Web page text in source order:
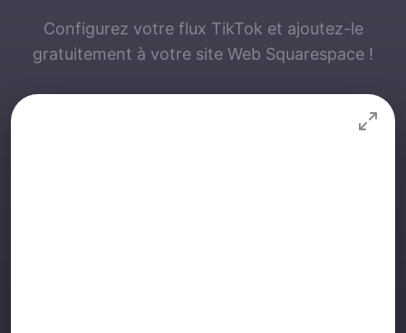
Configurez votre flux TikTok et ajoutez-le
gratuitement à votre site Web Squarespace !